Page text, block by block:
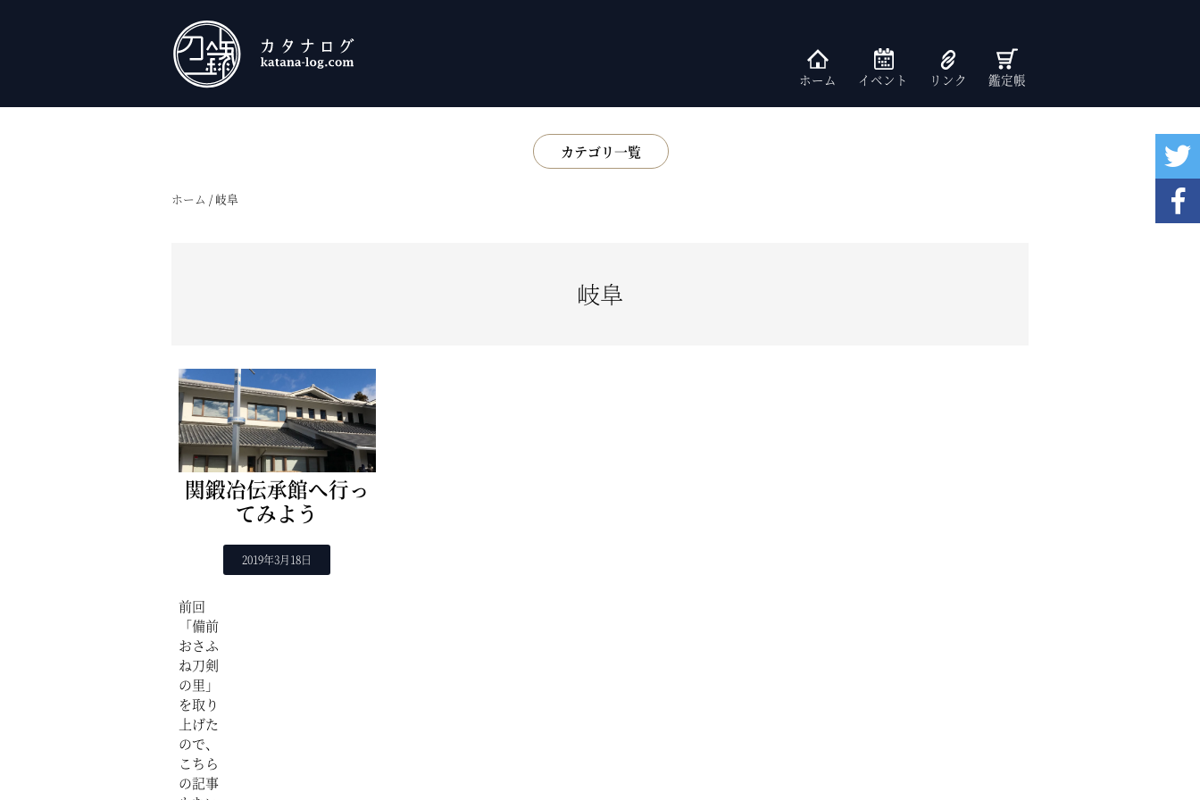
ホーム イベント リンク 鑑定帳
カテゴリ一覧
基礎知識
ホーム /岐阜
岐阜
関鍛冶伝承館へ行っ
てみよう
2019年3月18日
前回
「備前
おさふ
ね刀剣
の里」
を取り
上げた
ので、
こちら
の記事